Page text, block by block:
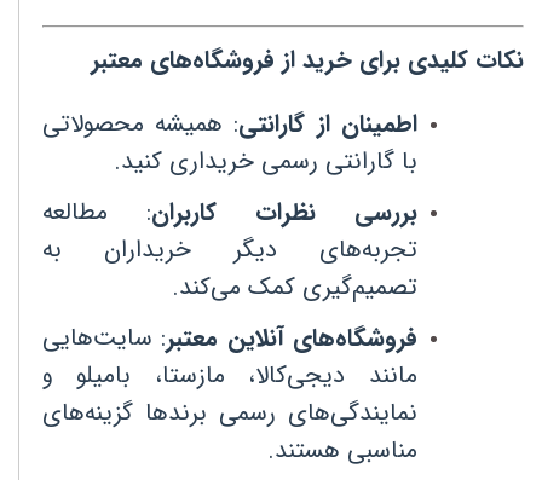
نکات کلیدی برای خرید از فروشگاه‌های معتبر
اطمینان از گارانتی: همیشه محصولاتی
با گارانتی رسمی خریداری کنید.
بررسی نظرات کاربران: مطالعه
تجربه‌های دیگر خریداران به
تصمیم‌گیری کمک می‌کند.
فروشگاه‌های آنلاین معتبر: سایت‌هایی
مانند دیجی‌کالا، مازستا، بامیلو و
نمایندگی‌های رسمی برندها گزینه‌های
مناسبی هستند.